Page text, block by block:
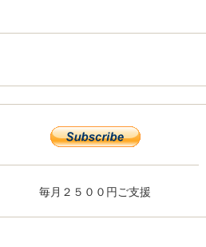
毎月２５００円ご支援